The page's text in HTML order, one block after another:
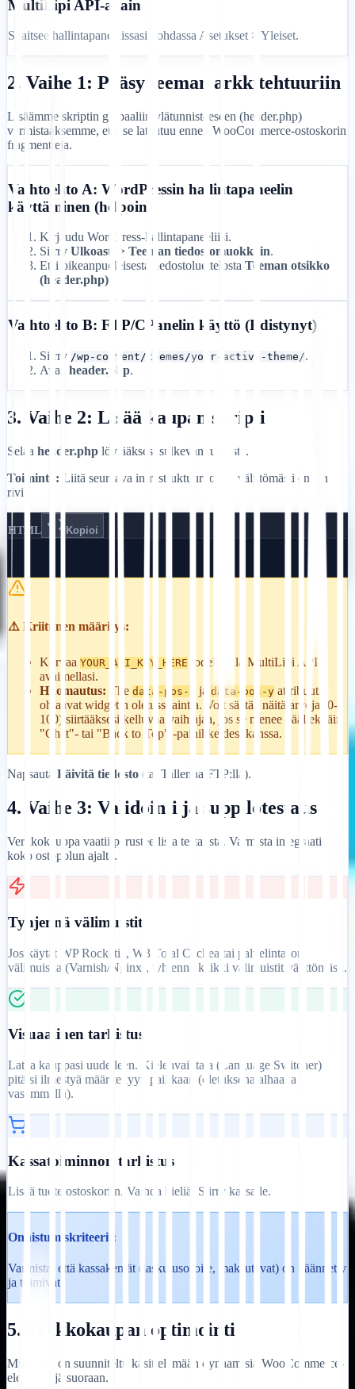
MultiLipi API-avain
Sijaitsee hallintapaneelissasi kohdassa Asetukset > Yleiset.
2. Vaihe 1: Pääsy teeman arkkitehtuuriin
Lisäämme skriptin globaaliin ylätunnisteeseen (header.php)
varmistaaksemme, että se latautuu ennen WooCommerce-ostoskorin
fragmentteja.
Vaihtoehto A: WordPressin hallintapaneelin
käyttäminen (helpoin)
Kirjaudu WordPress-hallintapaneeliisi.
Siirry Ulkoasu > Teeman tiedostomuokkain.
Etsi oikeanpuoleisesta tiedostoluettelosta Teeman otsikko
(header.php)
Vaihtoehto B: FTP/CPanelin käyttö (Edistynyt)
Siirry /wp-content/themes/your-active-theme/.
Avaa header.php.
3. Vaihe 2: Lisää kaupan skripti
Selaa header.php löytääksesi sulkevan tunniste.
Toiminto: Liitä seuraava infrastruktuurilohko välittömästi ennen
rivi.
HTML Kopioi
⚠️ Kriittinen määritys:
Korvaa YOUR_API_KEY_HERE
todellisella MultiLipi API-
avaimellasi.
Huomautus: The data-pos-x ja data-pos-y attribuutit
ohjaavat widgetin oletussijaintia. Voit säätää näitä arvoja (0-
100) siirtääksesi kelluvaa vaihtajaa, jos se menee päällekkäin
"Chat"- tai "Back to Top" -painikkeidesi kanssa.
Napsauta Päivitä tiedosto (tai Tallenna FTP:llä).
4. Vaihe 3: Validointi ja suppilotestaus
Verkkokauppa vaatii perusteellista testausta. Varmista integraatio
koko ostopolun ajalta.
Tyhjennä välimuistit
Jos käytät WP Rocketia, W3 Total Cachea tai palvelintason
välimuistia (Varnish/Nginx), tyhjennä kaikki välimuistit välittömästi.
Visuaalinen tarkistus
Lataa kauppasi uudelleen. Kielenvaihtaja (Language Switcher)
pitäisi ilmestyä määritettyyn paikkaan (oletuksena alhaalla
vasemmalla).
Kassatoiminnon tarkistus
Lisää tuote ostoskoriin. Vaihda kieliä. Siirry kassalle.
Onnistumiskriteerit:
Varmista, että kassakentät (laskutusosoite, maksutavat) on käännetty
ja toimivat.
5. Verkkokaupan optimointi
MultiLipi on suunniteltu käsittelemään dynaamisia WooCommerce-
elementtejä suoraan.